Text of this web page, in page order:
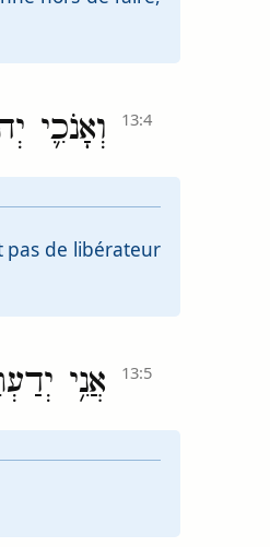
וְאָנֹכִ֛י 13:4
pas de libérateur
אֲנִ֥י 13:5